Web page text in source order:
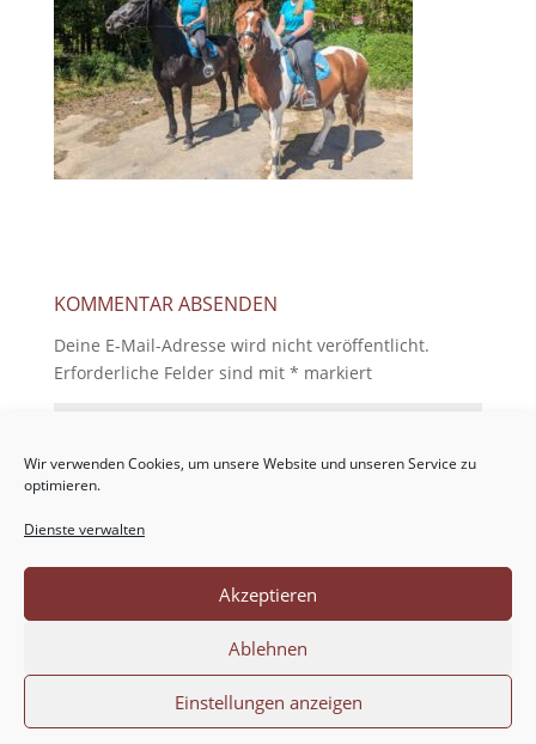
Wir verwenden Cookies, um unsere Website und unseren Service zu
optimieren.
Dienste verwalten
Akzeptieren
Ablehnen
Einstellungen anzeigen
KOMMENTAR ABSENDEN
Deine E-Mail-Adresse wird nicht veröffentlicht.
Erforderliche Felder sind mit * markiert